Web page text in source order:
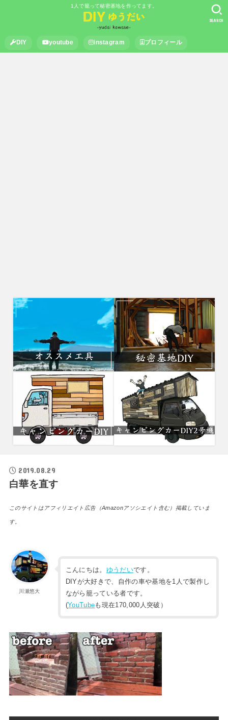
1人で籠って秘密基地を作ってます。
DIY youtube instagram プロフィール
SEARCH
2019.08.29
白華を直す
このサイトはアフィリエイト広告（Amazonアソシエイト含む）掲載していま
す。
川瀬悠大
こんにちは。 ゆうだいです。
DIYが大好きで、自作の車や基地を1人で製作し
ながら籠っている者です。
(YouTubeも現在170,000人突破）